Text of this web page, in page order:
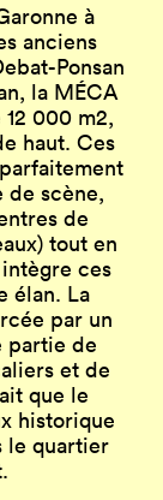
à
anciens
Ponsan
la MÉCA
000 m2,
haut. Ces
de scène,
de
tout en
ces
élan. La
par un
partie de
et de
que le
historique
le quartier